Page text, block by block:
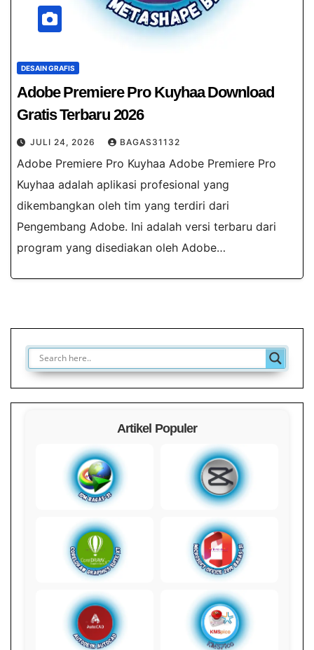
DESAIN GRAFIS
Adobe Premiere Pro Kuyhaa Download
Gratis Terbaru 2026
JULI 24, 2026 BAGAS31132
Adobe Premiere Pro Kuyhaa Adobe Premiere Pro
Kuyhaa adalah aplikasi profesional yang
dikembangkan oleh tim yang terdiri dari
Pengembang Adobe. Ini adalah versi terbaru dari
program yang disediakan oleh Adobe…
Artikel Populer